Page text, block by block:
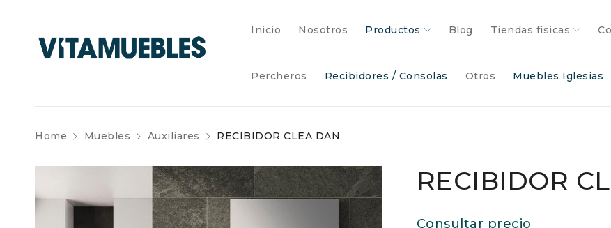
Inicio Nosotros Productos Blog Tiendas físicas
Percheros Recibidores / Consolas Otros Muebles Iglesias
Home Muebles Auxiliares RECIBIDOR CLEA DAN
RECIBIDOR
Consultar precio